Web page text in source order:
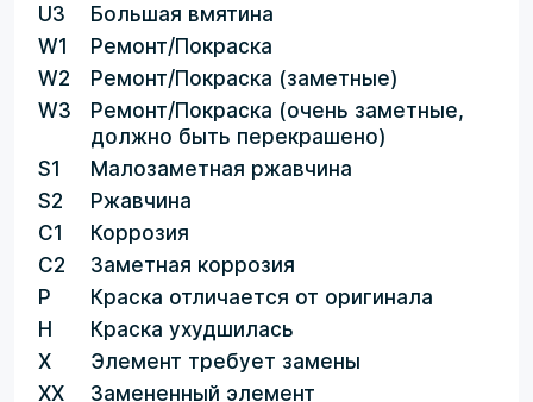
U3
Большая вмятина
W1
Ремонт/Покраска
W2
Ремонт/Покраска (заметные)
W3
Ремонт/Покраска (очень заметные,
должно быть перекрашено)
S1
Малозаметная ржавчина
S2
Ржавчина
C1
Коррозия
C2
Заметная коррозия
P
Краска отличается от оригинала
H
Краска ухудшилась
X
Элемент требует замены
XX
Замененный элемент